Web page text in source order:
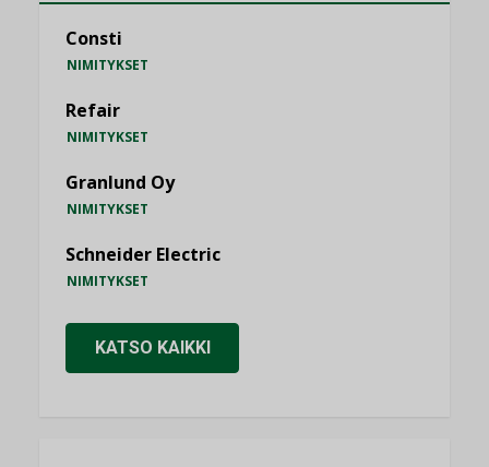
Consti
NIMITYKSET
Refair
NIMITYKSET
Granlund Oy
NIMITYKSET
Schneider Electric
NIMITYKSET
KATSO KAIKKI